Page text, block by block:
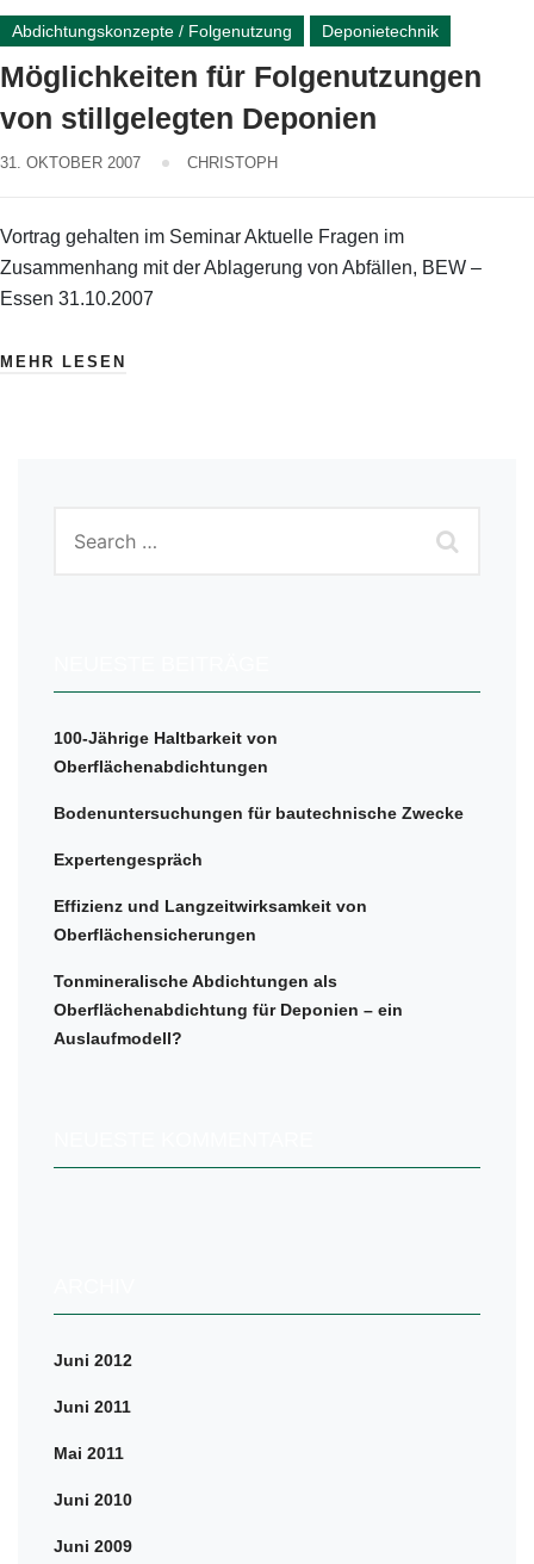
Abdichtungskonzepte / Folgenutzung Deponietechnik
Möglichkeiten für Folgenutzungen
von stillgelegten Deponien
31. OKTOBER 2007 CHRISTOPH
Vortrag gehalten im Seminar Aktuelle Fragen im
Zusammenhang mit der Ablagerung von Abfällen, BEW –
Essen 31.10.2007
MEHR LESEN
100-Jährige Haltbarkeit von
Oberflächenabdichtungen
Bodenuntersuchungen für bautechnische Zwecke
Expertengespräch
Effizienz und Langzeitwirksamkeit von
Oberflächensicherungen
Tonmineralische Abdichtungen als
Oberflächenabdichtung für Deponien – ein
Auslaufmodell?
Juni 2012
Juni 2011
Mai 2011
Juni 2010
Juni 2009